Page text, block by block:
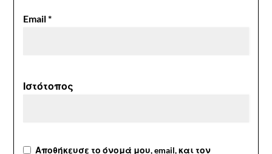
Email*
Ιστότοπος
Αποθήκευσε το όνομά μου, email, και τον